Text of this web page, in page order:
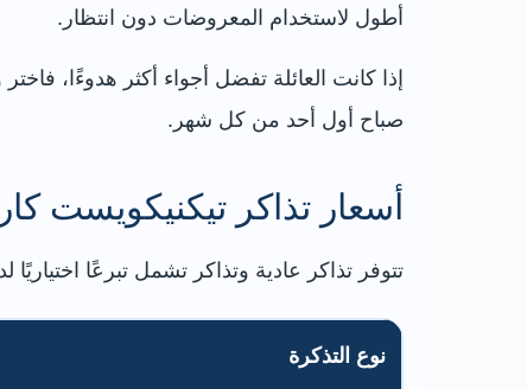
أطول لاستخدام المعروضات دون انتظار.
إذا كانت العائلة تفضل أجواء أكثر هدوءًا،
صباح أول أحد من كل شهر.
أسعار تذاكر تيكنيكويست
تتوفر تذاكر عادية وتذاكر تشمل تبرعًا اختياريًا
نوع التذكرة